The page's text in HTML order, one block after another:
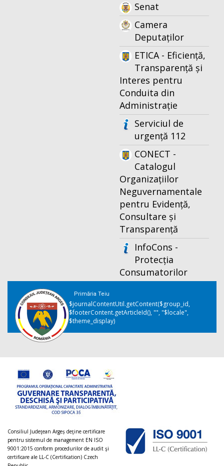
Senat
Camera
Deputaților
ETICA - Eficiență,
Transparență și
Interes pentru
Conduita din
Administrație
Serviciul de
urgență 112
CONECT -
Catalogul
Organizațiilor
Neguvernamentale
pentru Evidență,
Consultare și
Transparență
InfoCons -
Protecția
Consumatorilor
Primăria Teiu
$journalContentUtil.getContent($group_id,
$footerContent.getArticleId(), "", "$locale",
$theme_display)
Consiliul Judeţean Argeș deţine certificare
pentru sistemul de management EN ISO
9001:2015 conform procedurilor de audit şi
certificare ale LL-C (Certification) Czech